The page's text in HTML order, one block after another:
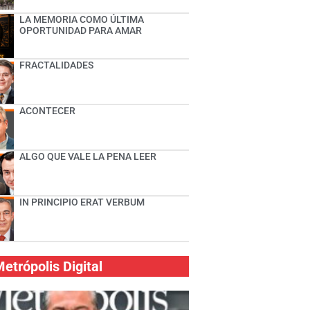
LA MEMORIA COMO ÚLTIMA
OPORTUNIDAD PARA AMAR
FRACTALIDADES
ACONTECER
ALGO QUE VALE LA PENA LEER
IN PRINCIPIO ERAT VERBUM
Digital